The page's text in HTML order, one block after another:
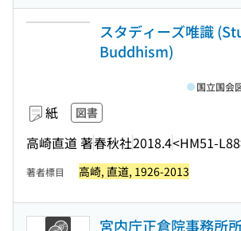
スタディーズ唯識
Buddhism)
紙 図書
高崎直道 著春秋社2018.4<HM51-
国立国会
著者標目 高崎, 直道, 1926-2013
宮内庁正倉院事務所